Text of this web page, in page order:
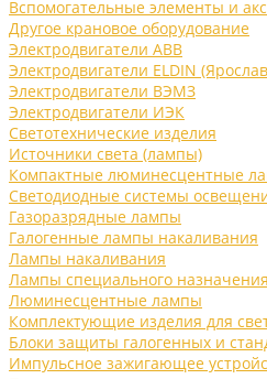
Вспомогательные элементы и
Другое крановое оборудование
Электродвигатели ABB
Электродвигатели ELDIN
Электродвигатели ВЭМЗ
Электродвигатели ИЭК
Светотехнические изделия
Источники света (лампы)
Компактные люминесцентные
Светодиодные системы
Газоразрядные лампы
Галогенные лампы накаливания
Лампы накаливания
Лампы специального назначения
Люминесцентные лампы
Комплектующие изделия для
Блоки защиты галогенных и
Импульсное зажигающее